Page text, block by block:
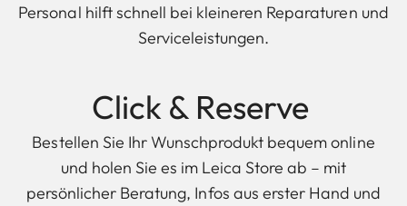
Personal hilft schnell bei kleineren Reparaturen und
Serviceleistungen.
Click & Reserve
Bestellen Sie Ihr Wunschprodukt bequem online
und holen Sie es im Leica Store ab – mit
persönlicher Beratung, Infos aus erster Hand und